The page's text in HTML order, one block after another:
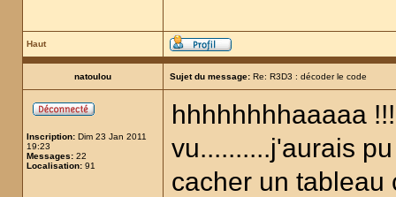
Haut
natoulou Sujet du message: Re: R3D3 : décoder le code
Inscription: Dim 23 Jan 2011
19:23
Messages: 22
Localisation: 91
hhhhhhhhaaaaa
vu..........j'aurais
cacher un tableau